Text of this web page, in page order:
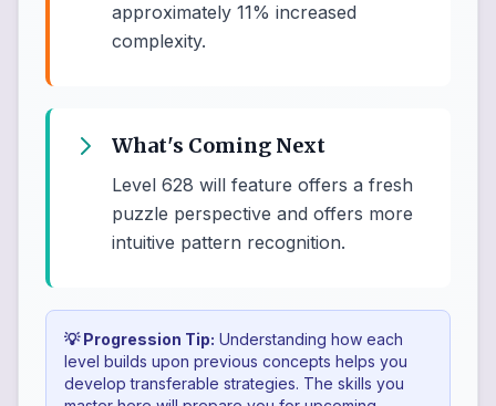
approximately 11% increased
complexity.
What's Coming Next
Level 628 will feature offers a fresh
puzzle perspective and offers more
intuitive pattern recognition.
💡 Progression Tip: Understanding how each
level builds upon previous concepts helps you
develop transferable strategies. The skills you